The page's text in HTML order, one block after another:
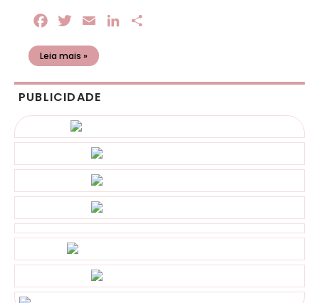
FacebookTwitterEmail LinkedIn
Leia mais »
PUBLICIDADE